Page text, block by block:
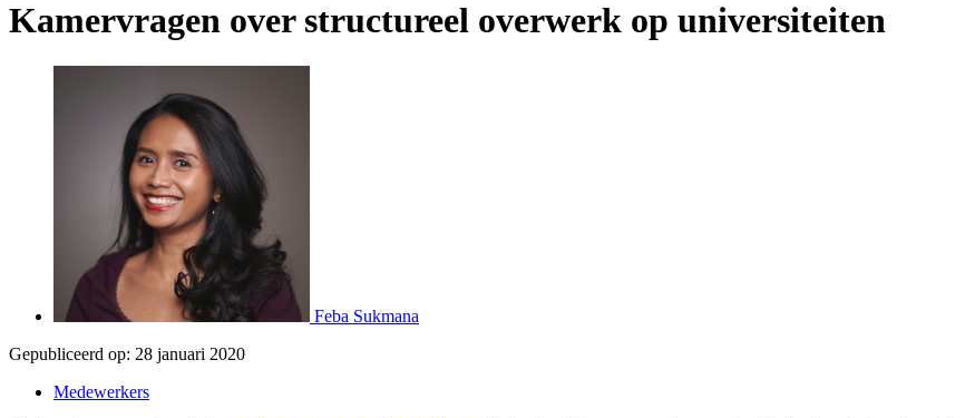
Kamervragen over structureel overwerk op universiteiten
Feba Sukmana
Gepubliceerd op: 28 januari 2020
Medewerkers